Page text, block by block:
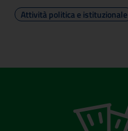
Attività politica e istituzionale